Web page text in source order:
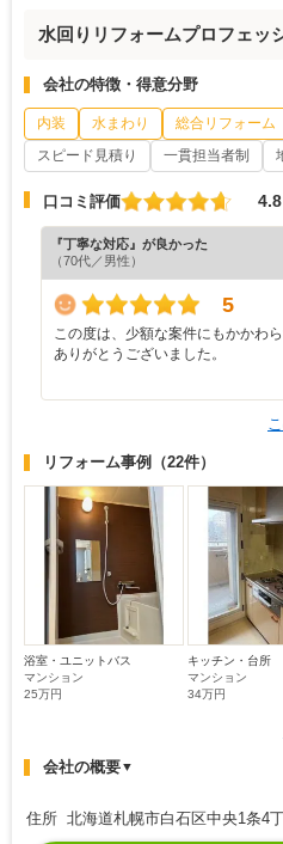
水回りリフォームプロフェッ
会社の特徴・得意分野
内装 水まわり 総合リフォーム
スピード見積り
一貫担当者制
口コミ評価 4.8
『丁寧な対応』が良かった
（70代／男性）
5
この度は、少額な案件にもかかわ
ありがとうございました。
リフォーム事例 （22件）
浴室・ユニットバス
マンション
25万円
キッチン・台所
マンション
34万円
会社の概要▼
住所 北海道札幌市白石区中央1条4